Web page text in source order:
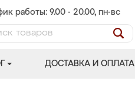
работы: 9.00 - 20.00, пн-вс
ДОСТАВКА И ОПЛАТА